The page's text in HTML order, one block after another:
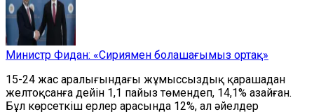
Министр Фидан: «Сириямен болашағымыз ортақ»
15-24 жас аралығындағы жұмыссыздық қарашадан
желтоқсанға дейін 1,1 пайыз төмендеп, 14,1% азайған.
Бұл көрсеткіш ерлер арасында 12%, ал әйелдер